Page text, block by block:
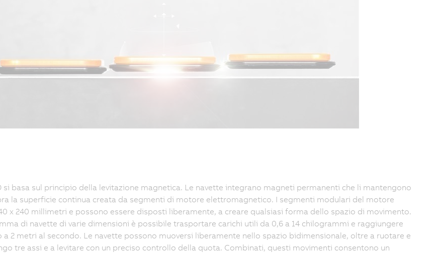
si basa sul principio della levitazione magnetica. Le navette integrano magneti permanenti che li mantengono
la superficie continua creata da segmenti di motore elettromagnetico. I segmenti modulari del motore
x 240 millimetri e possono essere disposti liberamente, a creare qualsiasi forma dello spazio di movimento.
di navette di varie dimensioni è possibile trasportare carichi utili da 0,6 a 14 chilogrammi e raggiungere
a 2 metri al secondo. Le navette possono muoversi liberamente nello spazio bidimensionale, oltre a ruotare e
tre assi e a levitare con un preciso controllo della quota. Combinati, questi movimenti consentono un